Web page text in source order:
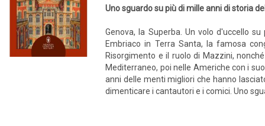
Uno sguardo su più di mille anni di storia
Genova, la Superba. Un volo d'uccello
Embriaco in Terra Santa, la famosa
Risorgimento e il ruolo di Mazzini,
Mediterraneo, poi nelle Americhe con i
anni delle menti migliori che hanno
dimenticare i cantautori e i comici. Uno